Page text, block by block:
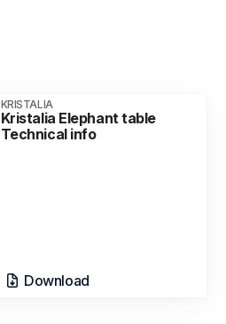
KRISTALIA
Kristalia Elephant table
Technical info
Download